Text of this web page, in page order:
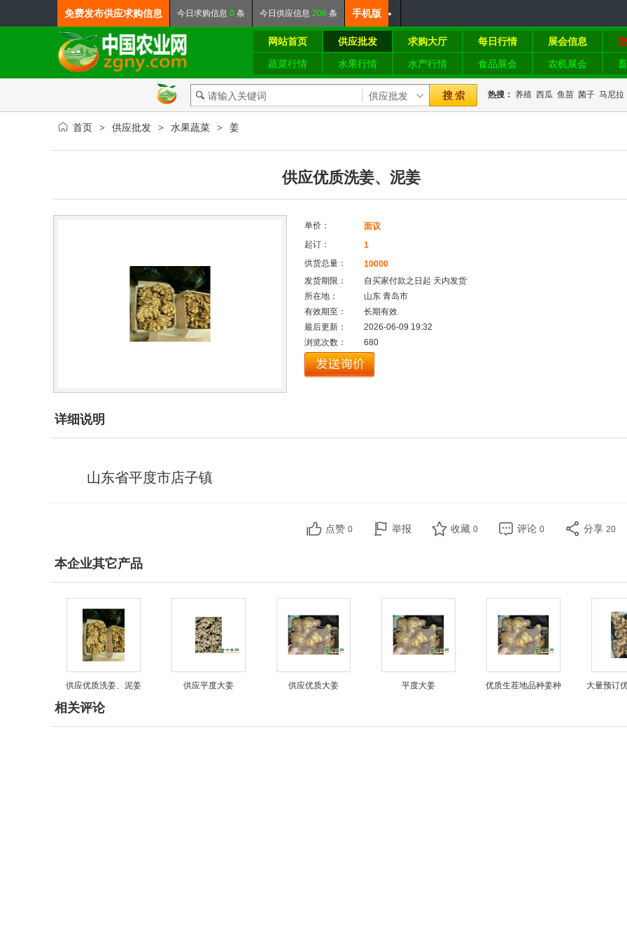
免费发布供应求购信息 今日 求购信息 0 条 今日 供应信息 206 条 手机版
网站首页 供应批发 求购大厅 每日行情 展会信息
蔬菜行情
水果行情 水产行情 食品展会 农机展会
热搜： 养殖 西瓜 鱼苗 菌子 马尼拉
首页 > 供应批发 > 水果蔬菜 > 姜
供应优质洗姜、泥姜
单价：
面议
起订：
1
供货总量：
10000
发货期限：
自买家付款之日起 天内发货
所在地：
山东 青岛市
有效期至：
长期有效
最后更新：
2026-06-09 19:32
浏览次数：
680
详细说明
山东省平度市店子镇
点赞 0 举报 收藏 0 评论 0 分享 20
本企业其它产品
供应优质洗姜、泥姜 供应平度大姜 供应优质大姜 平度大姜 优质生茬地品种姜种 大量预订
相关评论